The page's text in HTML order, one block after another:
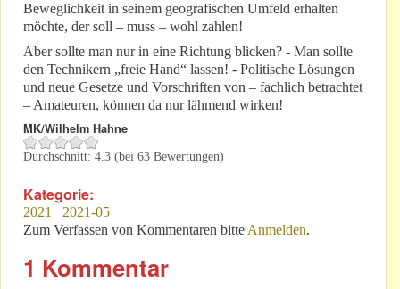
Beweglichkeit in seinem geografischen Umfeld erhalten
möchte, der soll – muss – wohl zahlen!
Aber sollte man nur in eine Richtung blicken? - Man sollte
den Technikern „freie Hand“ lassen! - Politische Lösungen
und neue Gesetze und Vorschriften von – fachlich betrachtet
– Amateuren, können da nur lähmend wirken!
MK/Wilhelm Hahne
Durchschnitt: 4.3 (bei 63 Bewertungen)
Kategorie:
2021
2021-05
Zum Verfassen von Kommentaren bitte Anmelden.
1 Kommentar